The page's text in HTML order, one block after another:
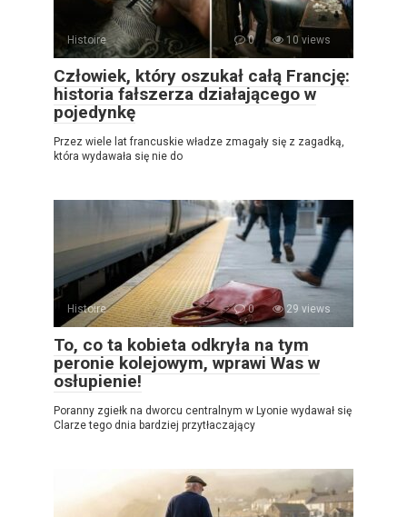
Histoire 0 10 views
Człowiek, który oszukał całą Francję:
historia fałszerza działającego w
pojedynkę
Przez wiele lat francuskie władze zmagały się z zagadką,
która wydawała się nie do
Histoire 0 29 views
To, co ta kobieta odkryła na tym
peronie kolejowym, wprawi Was w
osłupienie!
Poranny zgiełk na dworcu centralnym w Lyonie wydawał się
Clarze tego dnia bardziej przytłaczający